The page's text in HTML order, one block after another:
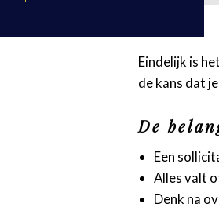
Eindelijk is
de kans dat
De
Een
Alles valt
Denk na